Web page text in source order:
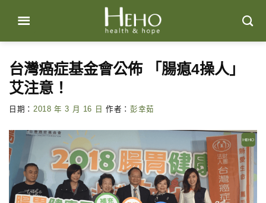
content
台灣癌症基金會公佈 「腸瘜4操人」
艾注意！
日期： 2018 年 3 月 16 日 作者： 彭幸茹